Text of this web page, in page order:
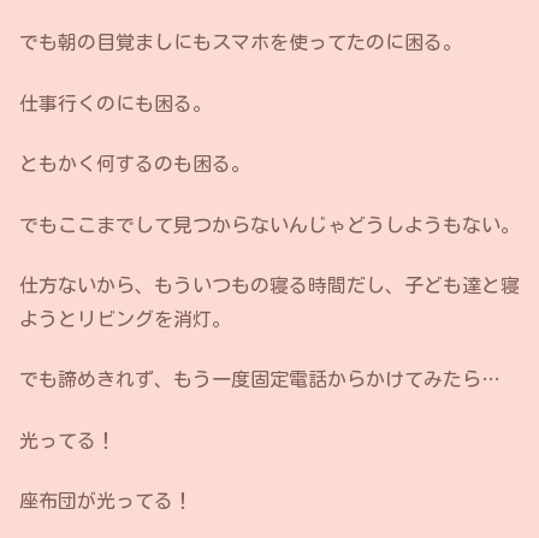
でも朝の目覚ましにもスマホを使ってたのに困る。
仕事行くのにも困る。
ともかく何するのも困る。
でもここまでして見つからないんじゃどうしようもない。
仕方ないから、もういつもの寝る時間だし、子ども達と寝
ようとリビングを消灯。
でも諦めきれず、もう一度固定電話からかけてみたら…
光ってる！
座布団が光ってる！